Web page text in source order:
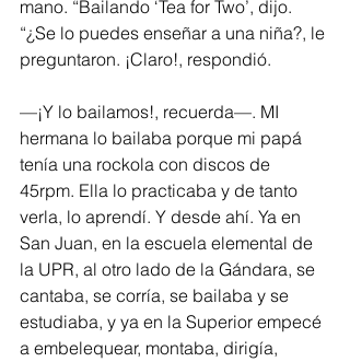
mano. “Bailando ‘Tea for Two’, dijo.
“¿Se lo puedes enseñar a una niña?, le
preguntaron. ¡Claro!, respondió.
—¡Y lo bailamos!, recuerda—. MI
hermana lo bailaba porque mi papá
tenía una rockola con discos de
45rpm. Ella lo practicaba y de tanto
verla, lo aprendí. Y desde ahí. Ya en
San Juan, en la escuela elemental de
la UPR, al otro lado de la Gándara, se
cantaba, se corría, se bailaba y se
estudiaba, y ya en la Superior empecé
a embelequear, montaba, dirigía,